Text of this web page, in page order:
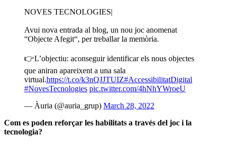
NOVES TECNOLOGIES|
Avui nova entrada al blog, un nou joc anomenat
“Objecte Afegit“, per treballar la memòria.
👉L’objectiu: aconseguir identificar els nous objectes
que aniran apareixent a una sala
virtual.https://t.co/k3nQJJTUIZ#AccessibilitatDigital
#NovesTecnologies pic.twitter.com/4hNhYWroeU
— Àuria (@auria_grup) March 28, 2022
Com es poden reforçar les habilitats a través del joc i la
tecnologia?